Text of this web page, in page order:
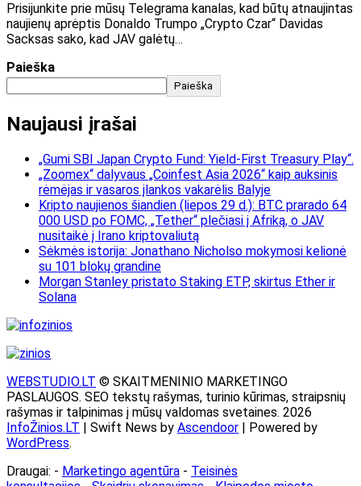
Prisijunkite prie mūsų Telegrama kanalas, kad būtų atnaujintas
naujienų aprėptis Donaldo Trumpo „Crypto Czar“ Davidas
Sacksas sako, kad JAV galėtų…
Paieška
Paieška
Naujausi įrašai
„Gumi SBI Japan Crypto Fund: Yield-First Treasury Play“.
„Zoomex“ dalyvaus „Coinfest Asia 2026“ kaip auksinis
rėmėjas ir vasaros įlankos vakarėlis Balyje
Kripto naujienos šiandien (liepos 29 d.): BTC prarado 64
000 USD po FOMC, „Tether“ plečiasi į Afriką, o JAV
nusitaikė į Irano kriptovaliutą
Sėkmės istorija: Jonathano Nicholso mokymosi kelionė
su 101 blokų grandine
Morgan Stanley pristato Staking ETP, skirtus Ether ir
Solana
WEBSTUDIO.LT © SKAITMENINIO MARKETINGO
PASLAUGOS. SEO tekstų rašymas, turinio kūrimas, straipsnių
rašymas ir talpinimas į mūsų valdomas svetaines. 2026
InfoŽinios.LT | Swift News by Ascendoor | Powered by
WordPress.
Draugai: - Marketingo agentūra - Teisinės